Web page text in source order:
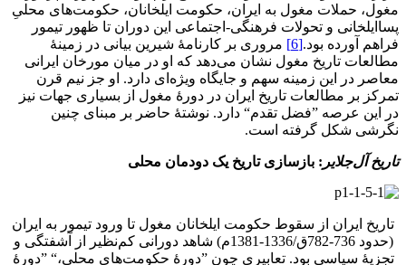
مغول، حملات مغول به ایران، حکومت ایلخانان، حکومت‌های محلیِ
پساایلخانی و تحولات فرهنگی-اجتماعی این دوران تا ظهور تیمور
فراهم آورده بود.[6]
مروری بر کارنامۀ شیرین بیانی در زمینۀ
مطالعات تاریخ مغول نشان می‌دهد که او در میان مورخان ایرانی
معاصر در این زمینه سهم و جایگاه ویژه‌ای دارد. او جز نیم قرن
تمرکز بر مطالعات تاریخ ایران در دورۀ مغول از بسیاری جهات نیز
در این عرصه ”فضل تقدم“ دارد. نوشتۀ حاضر بر مبنای چنین
نگرشی شکل گرفته است.
تاریخ آل‌جلایر : بازسازی تاریخ یک دودمان محلی
تاریخ ایران از سقوط حکومت ایلخانان مغول تا ورود تیمور به ایران
(حدود 736-782ق/1336-1381م) شاهد دورانی کم‌نظیر از آشفتگی و
تجزیۀ سیاسی بود. تعابیری چون ”دورۀ حکومت‌های محلی،“ ”دورۀ